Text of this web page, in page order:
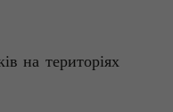
на територіях